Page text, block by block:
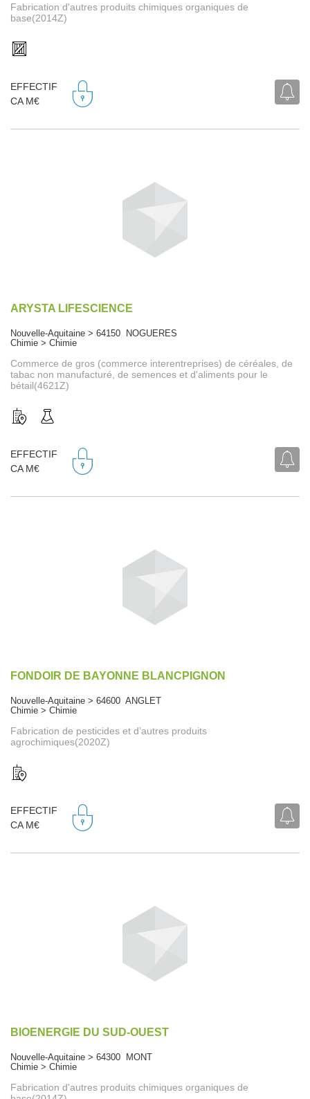
Fabrication d'autres produits chimiques organiques de
base(2014Z)
EFFECTIF
CA M€
ARYSTA LIFESCIENCE
Nouvelle-Aquitaine > 64150 NOGUERES
Chimie > Chimie
Commerce de gros (commerce interentreprises) de céréales, de
tabac non manufacturé, de semences et d'aliments pour le
bétail(4621Z)
EFFECTIF
CA M€
FONDOIR DE BAYONNE BLANCPIGNON
Nouvelle-Aquitaine > 64600 ANGLET
Chimie > Chimie
Fabrication de pesticides et d’autres produits
agrochimiques(2020Z)
EFFECTIF
CA M€
BIOENERGIE DU SUD-OUEST
Nouvelle-Aquitaine > 64300 MONT
Chimie > Chimie
Fabrication d'autres produits chimiques organiques de